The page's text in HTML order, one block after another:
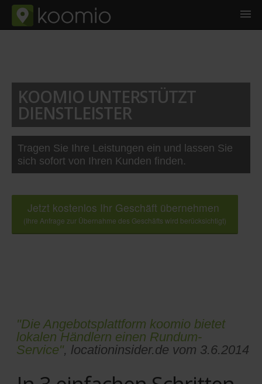
KOOMIO UNTERSTÜTZT
DIENSTLEISTER
Tragen Sie Ihre Leistungen ein und lassen Sie
sich sofort von Ihren Kunden finden.
Jetzt kostenlos Ihr Geschäft übernehmen
(Ihre Anfrage zur Übernahme des Geschäfts wird berücksichtigt)
"Die Angebotsplattform koomio bietet
lokalen Händlern einen Rundum-
Service", locationinsider.de vom 3.6.2014